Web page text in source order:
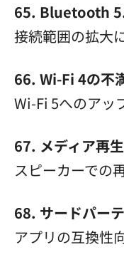
65. Bluetooth
接続範囲の拡大
66. Wi-Fi 4の不
Wi-Fi 5へのアッ
67. メディア再生
スピーカーでの
68. サードパー
アプリの互換性